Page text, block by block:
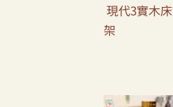
現代3實木床
架